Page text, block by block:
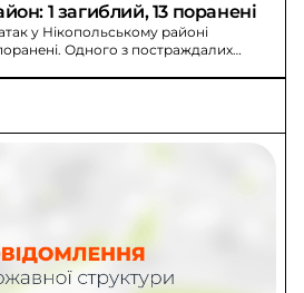
1 загиблий, 13 поранені
у Нікопольському районі
Одного з постраждалих